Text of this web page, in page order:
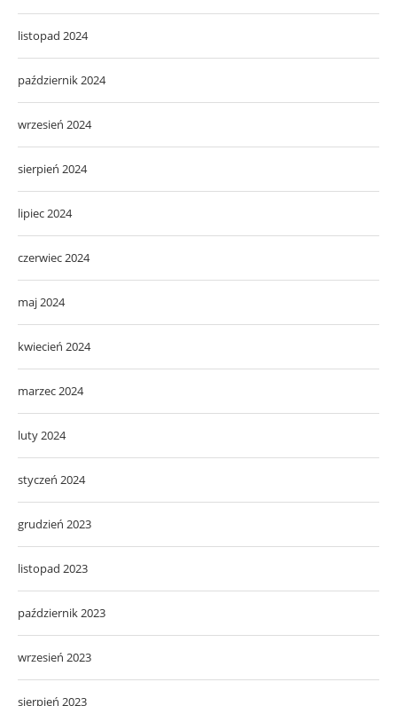
listopad 2024
październik 2024
wrzesień 2024
sierpień 2024
lipiec 2024
czerwiec 2024
maj 2024
kwiecień 2024
marzec 2024
luty 2024
styczeń 2024
grudzień 2023
listopad 2023
październik 2023
wrzesień 2023
sierpień 2023